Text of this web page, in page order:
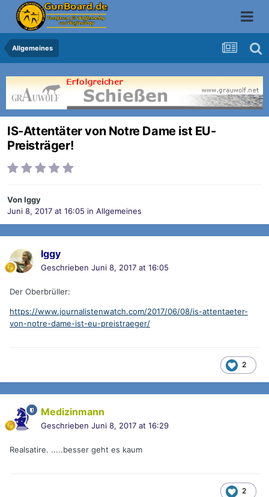
Allgemeines
IS-Attentäter von Notre Dame ist EU-
Preisträger!
VonIggy
Juni 8, 2017 at 16:05 in Allgemeines
Iggy
Geschrieben Juni 8, 2017 at 16:05
Der Oberbrüller:
https://www.journalistenwatch.com/2017/06/08/is-attentaeter-
von-notre-dame-ist-eu-preistraeger/
2
Medizinmann
Geschrieben Juni 8, 2017 at 16:29
Realsatire. .....besser geht es kaum
2